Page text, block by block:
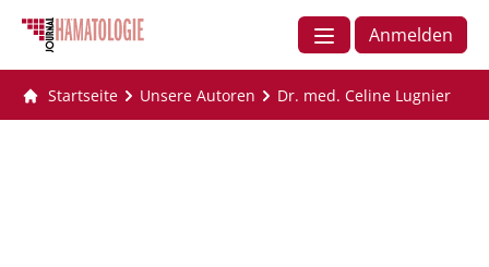
Anmelden
Startseite Unsere Autoren Dr. med. Celine Lugnier